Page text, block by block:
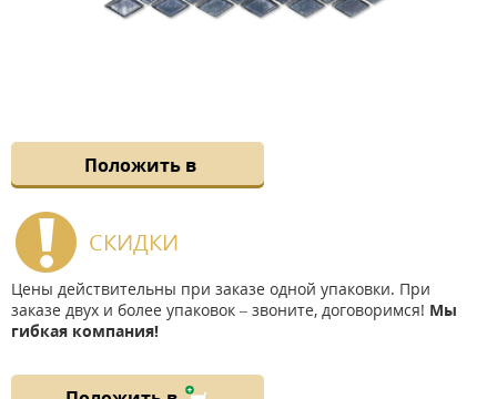
Положить в
СКИДКИ
Цены действительны при заказе одной упаковки. При
заказе двух и более упаковок – звоните, договоримся! Мы
гибкая компания!